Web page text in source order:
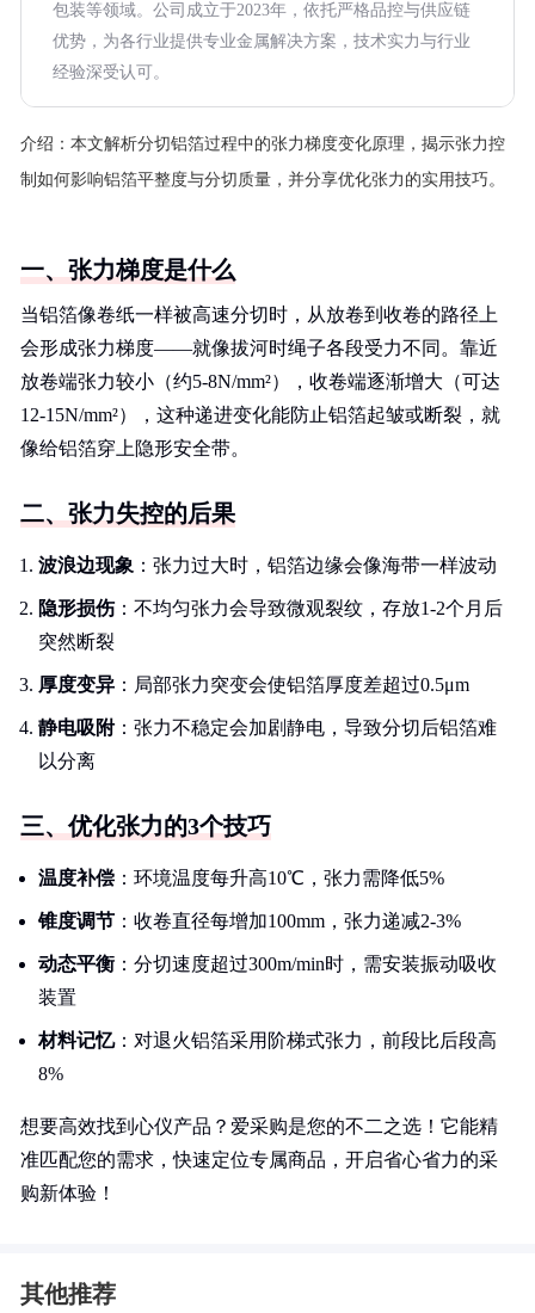
包装等领域。公司成立于2023年，依托严格品控与供应链
优势，为各行业提供专业金属解决方案，技术实力与行业
经验深受认可。
介绍： 本文解析分切铝箔过程中的张力梯度变化原理，揭示张力控
制如何影响铝箔平整度与分切质量，并分享优化张力的实用技巧。
一、张力梯度是什么
当铝箔像卷纸一样被高速分切时，从放卷到收卷的路径上
会形成张力梯度——就像拔河时绳子各段受力不同。靠近
放卷端张力较小（约5-8N/mm²），收卷端逐渐增大（可达
12-15N/mm²），这种递进变化能防止铝箔起皱或断裂，就
像给铝箔穿上隐形安全带。
二、张力失控的后果
波浪边现象 ：张力过大时，铝箔边缘会像海带一样波动
隐形损伤：不均匀张力会导致微观裂纹，存放1-2个月后
突然断裂
厚度变异 ：局部张力突变会使铝箔厚度差超过0.5μm
静电吸附：张力不稳定会加剧静电，导致分切后铝箔难
以分离
三、优化张力的3个技巧
温度补偿 ：环境温度每升高10℃，张力需降低5%
锥度调节 ：收卷直径每增加100mm，张力递减2-3%
动态平衡 ：分切速度超过300m/min时，需安装振动吸收
装置
材料记忆：对退火铝箔采用阶梯式张力，前段比后段高
8%
想要高效找到心仪产品？爱采购是您的不二之选！它能精
准匹配您的需求，快速定位专属商品，开启省心省力的采
购新体验！
其他推荐